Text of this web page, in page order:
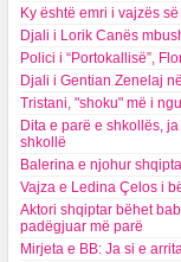
Ky është emri i vajzës
Djali i Lorik Canës
Polici i “Portokallisë”,
Djali i Gentian Zenelaj
Tristani, "shoku" më i
Dita e parë e shkollës,
shkollë
Balerina e njohur
Vajza e Ledina Çelos i
Aktori shqiptar bëhet
padëgjuar më parë
Mirjeta e BB: Ja si e